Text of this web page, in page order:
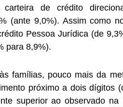
de crédito
(ante 9,0%). Assim como
Pessoa Jurídica (de
para 8,9%).
famílias, pouco mais da
próximo a dois dígitos
superior ao observado na